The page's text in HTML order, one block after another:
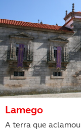
Lamego
A terra que